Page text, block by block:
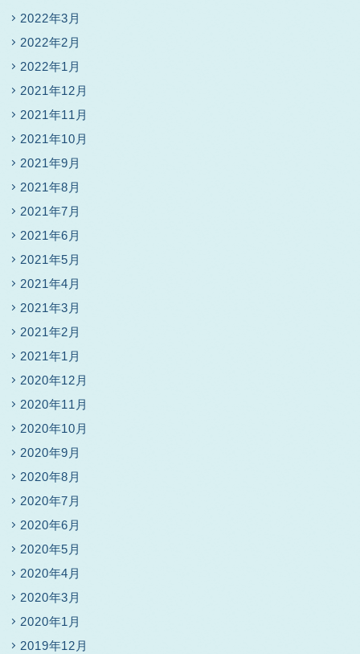
2022年3月
2022年2月
2022年1月
2021年12月
2021年11月
2021年10月
2021年9月
2021年8月
2021年7月
2021年6月
2021年5月
2021年4月
2021年3月
2021年2月
2021年1月
2020年12月
2020年11月
2020年10月
2020年9月
2020年8月
2020年7月
2020年6月
2020年5月
2020年4月
2020年3月
2020年1月
2019年12月